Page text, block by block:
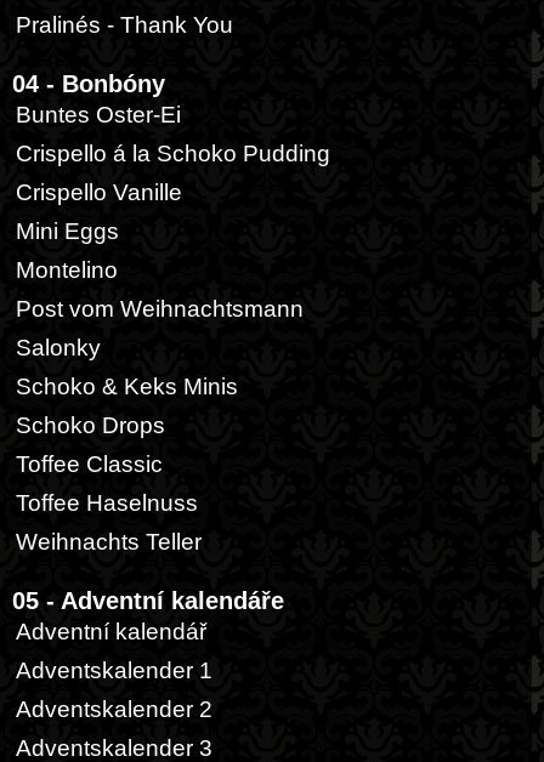
Pralinés - Thank You
04 - Bonbóny
Buntes Oster-Ei
Crispello á la Schoko Pudding
Crispello Vanille
Mini Eggs
Montelino
Post vom Weihnachtsmann
Salonky
Schoko & Keks Minis
Schoko Drops
Toffee Classic
Toffee Haselnuss
Weihnachts Teller
05 - Adventní kalendáře
Adventní kalendář
Adventskalender 1
Adventskalender 2
Adventskalender 3